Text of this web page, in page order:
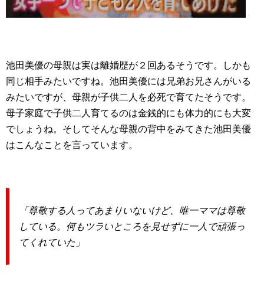
池田美優の母親は実は離婚歴が２回あるそうです。しかも
同じ相手みたいですね。池田美優には兄弟お兄さんがいる
みたいですが、母親が子供二人を必死で育てたそうです。
母子家庭で子供二人育てるのは金銭的にも体力的にも大変
でしょうね。そしてそんな母親の背中をみてきた池田美優
はこんなことを言っています。
「尊敬する人ってあまりいないけど、唯一ママは尊敬
している。何もツラいところを見せずに一人で頑張っ
てくれていた」